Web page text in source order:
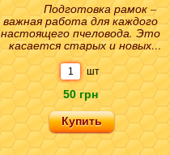
шт
50 грн
Подготовка рамок –
важная работа для каждого
настоящего пчеловода. Это
касается старых и новых
«полей» для активной
деятельности сем..